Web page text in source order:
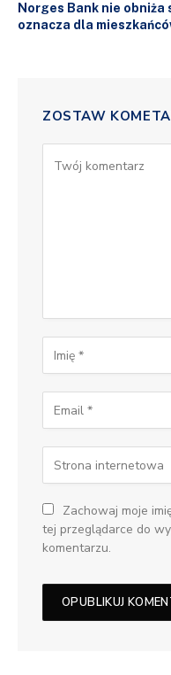
Norges Bank nie
oznacza dla
ZOSTAW
Zachowaj moje
tej przeglądarce do
komentarzu.